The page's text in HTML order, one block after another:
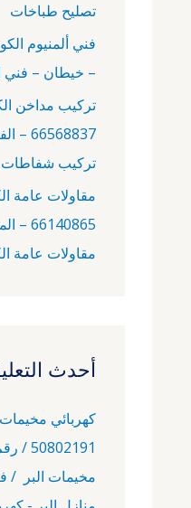
تصليح طباخات
– خيطان – فني
تركيب مداخن
تركيب شفاطات
مقاولات عامة
مقاولات عامة
أحدث
كهربائي
مخيمات البر /